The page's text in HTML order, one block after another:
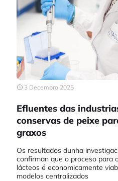
3 Decembro 2025
Efluentes das
conservas de peixe
graxos
Os resultados dunha
confirman que o proceso para
lácteos é economicamente
modelos centralizados